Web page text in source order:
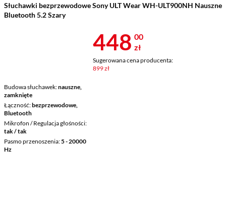
Słuchawki bezprzewodowe Sony ULT Wear WH-ULT900NH Nauszne
Bluetooth 5.2 Szary
Budowa słuchawek nauszne,
zamknięte
Łączność bezprzewodowe,
Bluetooth
Mikrofon / Regulacja głośności
tak / tak
Pasmo przenoszenia 5 - 20000
Hz
Cena 448 zł
448 00
zł
Sugerowana cena producenta:
899 zł